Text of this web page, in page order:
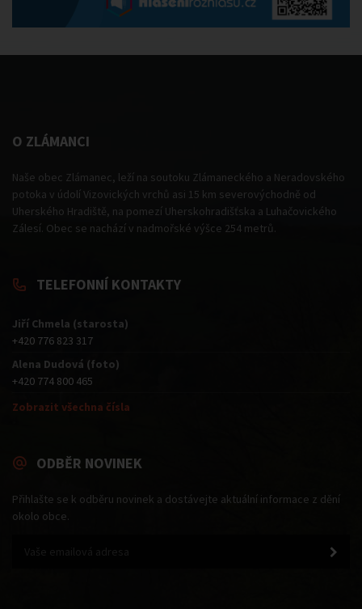
O ZLÁMANCI
Naše obec Zlámanec, leží na soutoku Zlámaneckého a Neradovského
potoka v údolí Vizovických vrchů asi 15 km severovýchodně od
Uherského Hradiště, na pomezí Uherskohradišťska a Luhačovického
Zálesí. Obec se nachází v nadmořské výšce 254 metrů.
TELEFONNÍ KONTAKTY
Jiří Chmela (starosta)
+420 776 823 317
Alena Dudová (foto)
+420 774 800 465
Zobrazit všechna čísla
ODBĚR NOVINEK
Přihlašte se k odběru novinek a dostávejte aktuální informace z dění
okolo obce.